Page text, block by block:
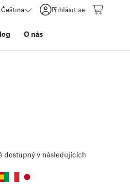
Čeština Přihlásit se
O nás
dostupný v následujících